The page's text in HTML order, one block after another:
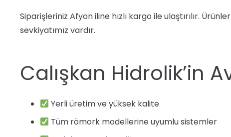
Siparişleriniz Afyon iline hızlı kargo ile ulaştırılır.
sevkiyatımız vardır.
Calışkan Hidrolik’in
Yerli üretim ve yüksek kalite
Tüm römork modellerine uyumlu sistemler